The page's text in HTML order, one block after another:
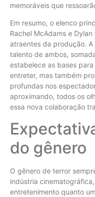
memoráveis que
Em resumo, o elenco
Rachel McAdams e
atraentes da produção.
talento de ambos,
estabelece as bases
entreter, mas também
profundas nos
aproximando, todos os
essa nova colaboração
do gênero
O gênero de terror
indústria
entretenimento quanto